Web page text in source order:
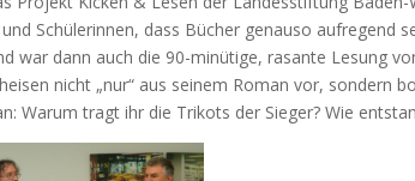
Schülerinnen, dass Bücher genauso aufregend
war dann auch die 90-minütige, rasante Lesung
nicht „nur“ aus seinem Roman vor, sondern
Warum tragt ihr die Trikots der Sieger? Wie